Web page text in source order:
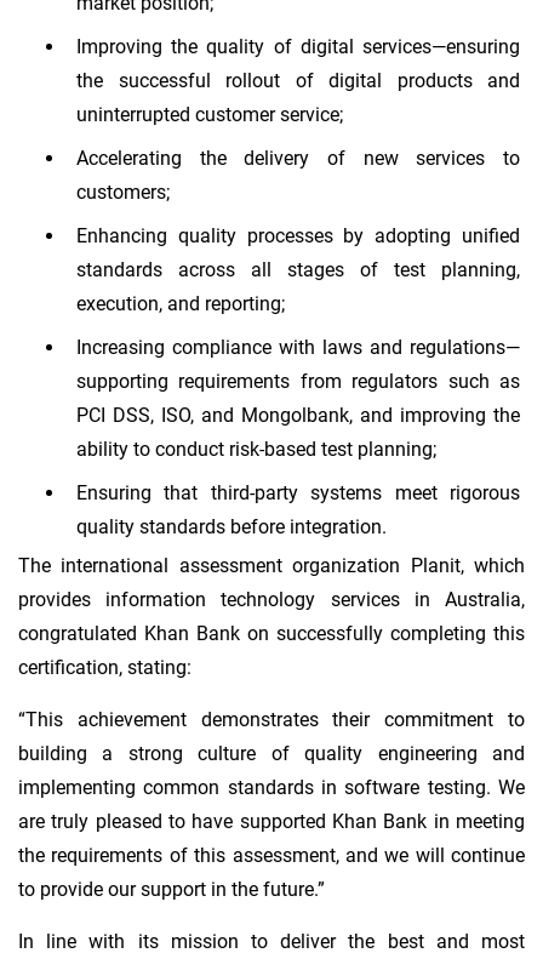
Improving the quality of digital services—ensuring
the successful rollout of digital products and
uninterrupted customer service;
Accelerating the delivery of new services to
customers;
Enhancing quality processes by adopting unified
standards across all stages of test planning,
execution, and reporting;
Increasing compliance with laws and regulations—
supporting requirements from regulators such as
PCI DSS, ISO, and Mongolbank, and improving the
ability to conduct risk-based test planning;
Ensuring that third-party systems meet rigorous
quality standards before integration.
The international assessment organization Planit, which
provides information technology services in Australia,
congratulated Khan Bank on successfully completing this
certification, stating:
“This achievement demonstrates their commitment to
building a strong culture of quality engineering and
implementing common standards in software testing. We
are truly pleased to have supported Khan Bank in meeting
the requirements of this assessment, and we will continue
to provide our support in the future.”
In line with its mission to deliver the best and most